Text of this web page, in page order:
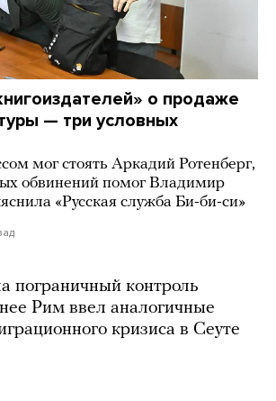
о продаже
— три условных
мог стоять Аркадий Ротенберг,
обвинений помог Владимир
«Русская служба Би-би-си»
пограничный контроль
Рим ввел аналогичные
кризиса в Сеуте